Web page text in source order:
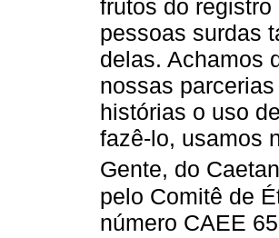
frutos do
pessoas surdas
delas. Achamos
nossas
histórias o uso
fazê-lo, usamos
Gente, do
pelo Comitê de
número CAEE